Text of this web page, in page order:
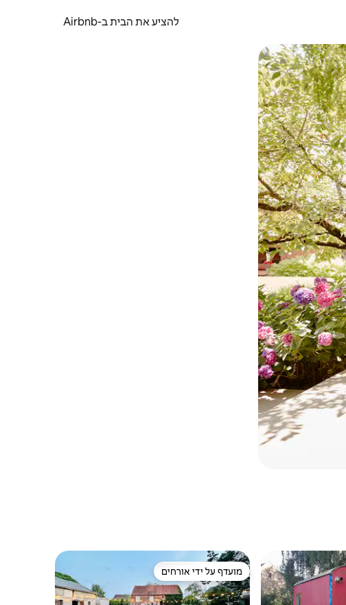
להציע את הבית ב-Airbnb
מועדף על ידי אורחים
מועדף על ידי אורחים